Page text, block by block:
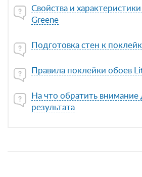
Свойства и
Greene
Подготовка стен к
Правила поклейки обоев
На что обратить внимание
результата